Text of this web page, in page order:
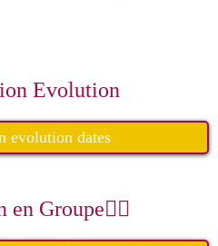
Evolution
evolution dates
en Groupe🧚‍♀️